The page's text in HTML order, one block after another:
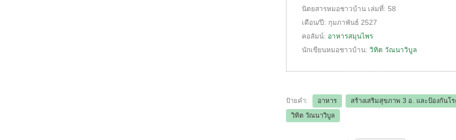
นิตยสารหมอชาวบ้าน เล่มที่: 58
เดือน/ปี: กุมภาพันธ์ 2527
คอลัมน์: อาหารสมุนไพร
นักเขียนหมอชาวบ้าน: วิทิต วัณนาวิบูล
ป้ายคำ: อาหาร สร้างเสริมสุขภาพ 3 อ.​ และป้องกันโ
วิทิต วัณนาวิบูล